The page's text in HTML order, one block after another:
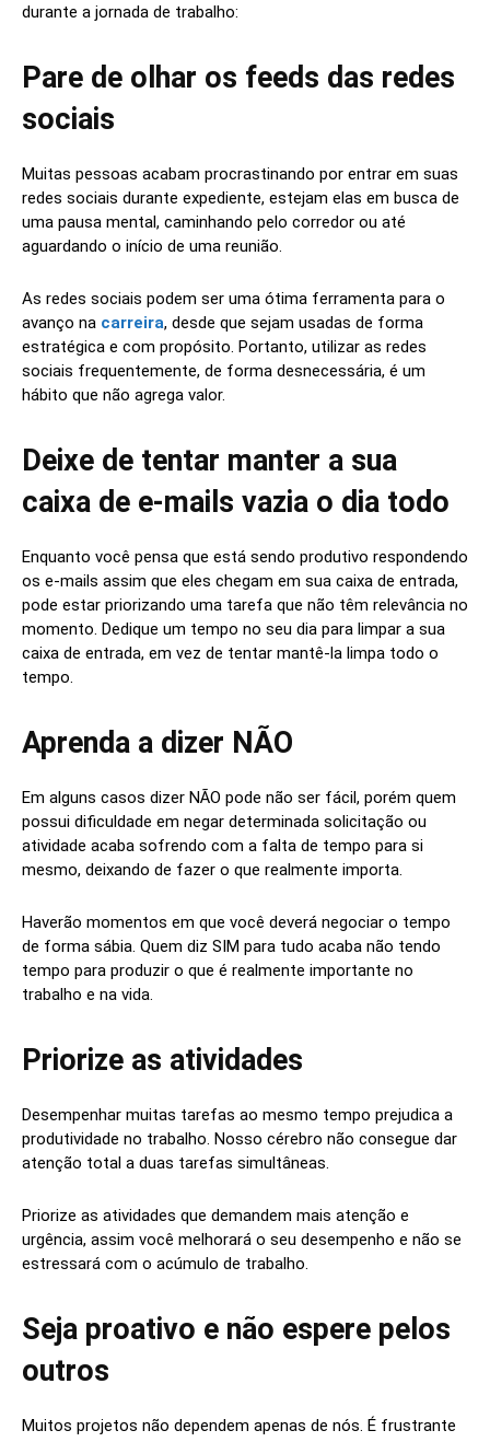
durante a jornada de trabalho:
Pare de olhar os feeds das redes
sociais
Muitas pessoas acabam procrastinando por entrar em suas
redes sociais durante expediente, estejam elas em busca de
uma pausa mental, caminhando pelo corredor ou até
aguardando o início de uma reunião.
As redes sociais podem ser uma ótima ferramenta para o
avanço na carreira, desde que sejam usadas de forma
estratégica e com propósito. Portanto, utilizar as redes
sociais frequentemente, de forma desnecessária, é um
hábito que não agrega valor.
Deixe de tentar manter a sua
caixa de e-mails vazia o dia todo
Enquanto você pensa que está sendo produtivo respondendo
os e-mails assim que eles chegam em sua caixa de entrada,
pode estar priorizando uma tarefa que não têm relevância no
momento. Dedique um tempo no seu dia para limpar a sua
caixa de entrada, em vez de tentar mantê-la limpa todo o
tempo.
Aprenda a dizer NÃO
Em alguns casos dizer NÃO pode não ser fácil, porém quem
possui dificuldade em negar determinada solicitação ou
atividade acaba sofrendo com a falta de tempo para si
mesmo, deixando de fazer o que realmente importa.
Haverão momentos em que você deverá negociar o tempo
de forma sábia. Quem diz SIM para tudo acaba não tendo
tempo para produzir o que é realmente importante no
trabalho e na vida.
Priorize as atividades
Desempenhar muitas tarefas ao mesmo tempo prejudica a
produtividade no trabalho. Nosso cérebro não consegue dar
atenção total a duas tarefas simultâneas.
Priorize as atividades que demandem mais atenção e
urgência, assim você melhorará o seu desempenho e não se
estressará com o acúmulo de trabalho.
Seja proativo e não espere pelos
outros
Muitos projetos não dependem apenas de nós. É frustrante